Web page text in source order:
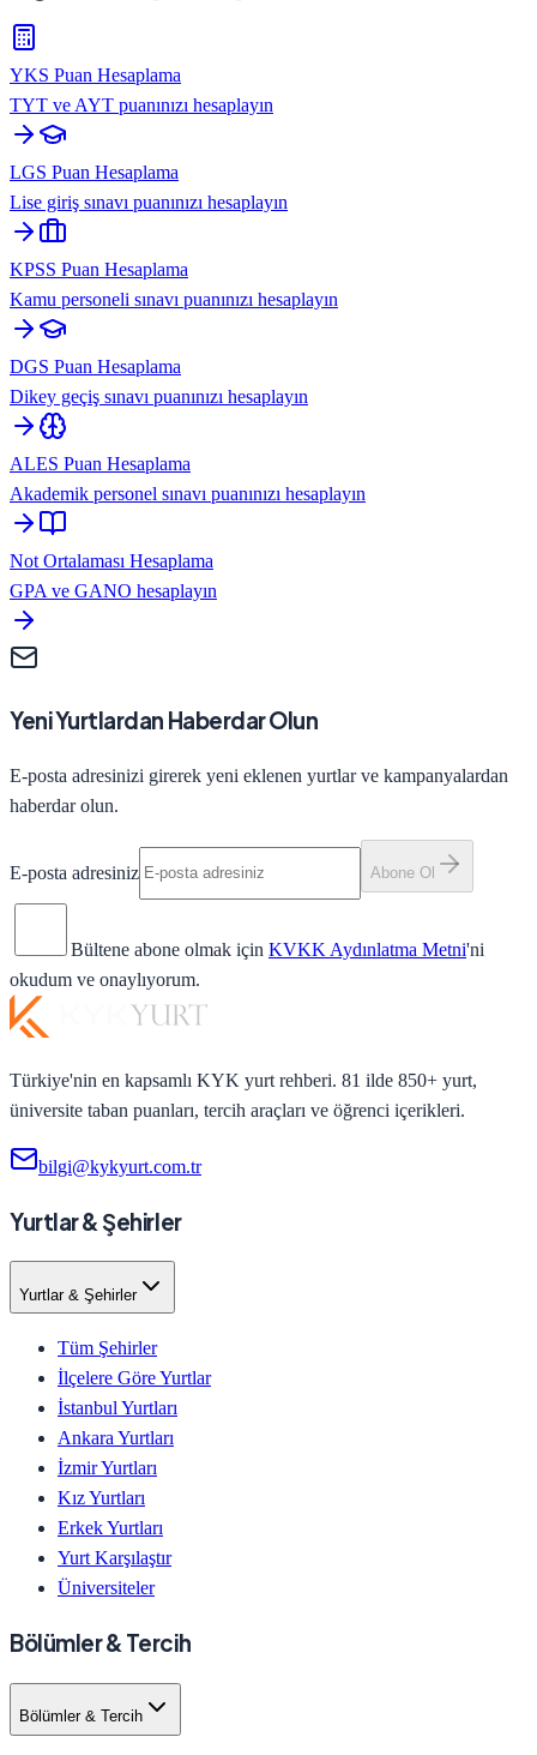
YKS Puan Hesaplama
TYT ve AYT puanınızı hesaplayın
LGS Puan Hesaplama
Lise giriş sınavı puanınızı hesaplayın
KPSS Puan Hesaplama
Kamu personeli sınavı puanınızı hesaplayın
DGS Puan Hesaplama
Dikey geçiş sınavı puanınızı hesaplayın
ALES Puan Hesaplama
Akademik personel sınavı puanınızı hesaplayın
Not Ortalaması Hesaplama
GPA ve GANO hesaplayın
Yeni Yurtlardan Haberdar Olun
E-posta adresinizi girerek yeni eklenen yurtlar ve kampanyalardan
haberdar olun.
E-posta adresiniz Abone Ol
Bültene abone olmak için KVKK Aydınlatma Metni'ni
okudum ve onaylıyorum.
Türkiye'nin en kapsamlı KYK yurt rehberi. 81 ilde 850+ yurt,
üniversite taban puanları, tercih araçları ve öğrenci içerikleri.
bilgi@kykyurt.com.tr
Yurtlar & Şehirler
Yurtlar & Şehirler
Tüm Şehirler
İlçelere Göre Yurtlar
İstanbul Yurtları
Ankara Yurtları
İzmir Yurtları
Kız Yurtları
Erkek Yurtları
Yurt Karşılaştır
Üniversiteler
Bölümler & Tercih
Bölümler & Tercih